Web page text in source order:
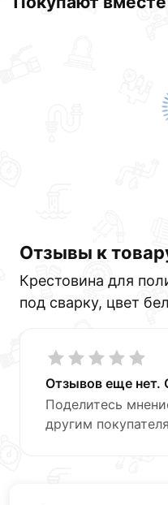
Отзывы к
Крестовина для
под сварку, цвет
Отзывов еще нет.
Поделитесь
другим